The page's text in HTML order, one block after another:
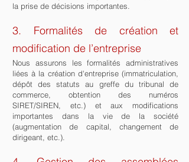
la prise de décisions importantes.
3. Formalités de création et
modification de l’entreprise
Nous assurons les formalités administratives
liées à la création d'entreprise (immatriculation,
dépôt des statuts au greffe du tribunal de
commerce, obtention des numéros
SIRET/SIREN, etc.) et aux modifications
importantes dans la vie de la société
(augmentation de capital, changement de
dirigeant, etc.).